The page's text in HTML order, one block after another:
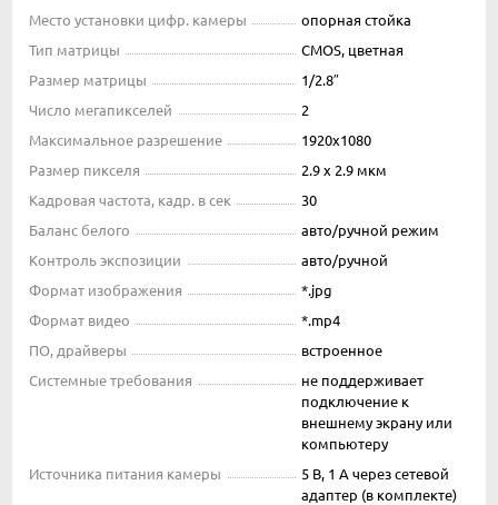
Место установки цифр. камеры
опорная стойка
Тип матрицы
CMOS, цветная
Размер матрицы
1/2.8″
Число мегапикселей
2
Максимальное разрешение
1920x1080
Размер пикселя
2.9 x 2.9 мкм
Кадровая частота, кадр. в сек
30
Баланс белого
авто/ручной режим
Контроль экспозиции
авто/ручной
Формат изображения
*.jpg
Формат видео
*.mp4
ПО, драйверы
встроенное
Системные требования
не поддерживает
подключение к
внешнему экрану или
компьютеру
Источника питания камеры
5 В, 1 А через сетевой
адаптер (в комплекте)